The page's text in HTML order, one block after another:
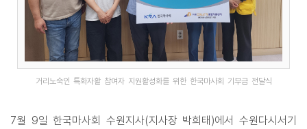
거리노숙인 특화자활 참여자 지원활성화를 위한 한국마사회 기부금 전달식
7월 9일 한국마사회 수원지사(지사장 박희태)에서 수원다시서기